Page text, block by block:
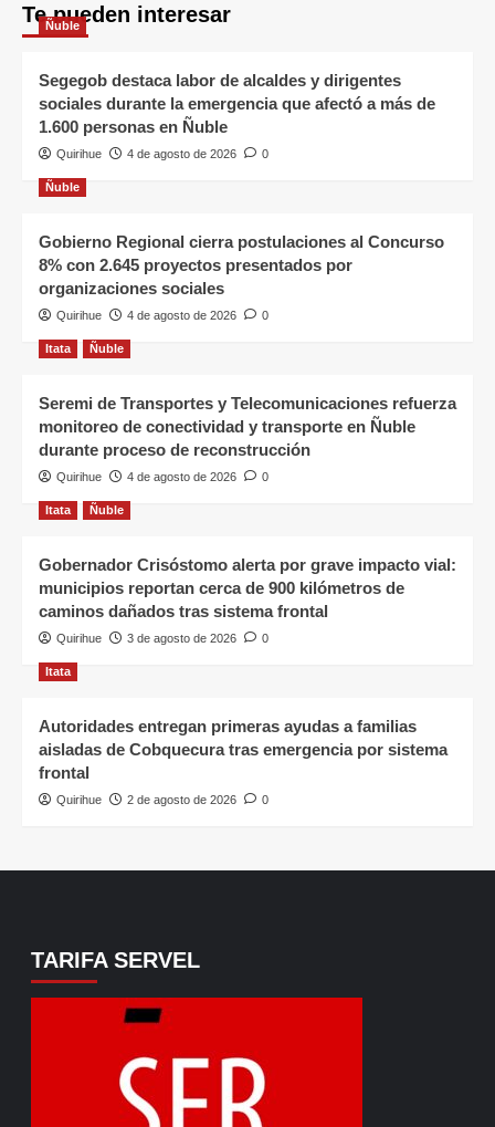
Te pueden interesar
Ñuble
Segegob destaca labor de alcaldes y dirigentes
sociales durante la emergencia que afectó a más de
1.600 personas en Ñuble
Quirihue 4 de agosto de 2026 0
Ñuble
Gobierno Regional cierra postulaciones al Concurso
8% con 2.645 proyectos presentados por
organizaciones sociales
Quirihue 4 de agosto de 2026 0
Itata Ñuble
Seremi de Transportes y Telecomunicaciones refuerza
monitoreo de conectividad y transporte en Ñuble
durante proceso de reconstrucción
Quirihue 4 de agosto de 2026 0
Itata Ñuble
Gobernador Crisóstomo alerta por grave impacto vial:
municipios reportan cerca de 900 kilómetros de
caminos dañados tras sistema frontal
Quirihue 3 de agosto de 2026 0
Itata
Autoridades entregan primeras ayudas a familias
aisladas de Cobquecura tras emergencia por sistema
frontal
Quirihue 2 de agosto de 2026 0
TARIFA SERVEL